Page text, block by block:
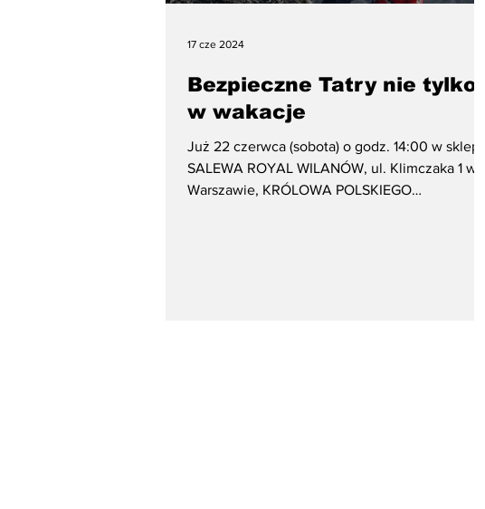
Bezpieczne Tatry nie tylko
w wakacje
Już 22 czerwca (sobota) o godz. 14:00 w sklepie
SALEWA ROYAL WILANÓW, ul. Klimczaka 1 w
Warszawie, KRÓLOWA POLSKIEGO
17 cze 2024